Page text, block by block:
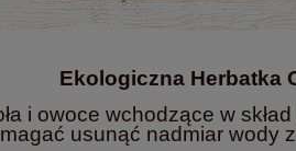
Ekologiczna Herbatka
i owoce wchodzące w
usunąć nadmiar wody